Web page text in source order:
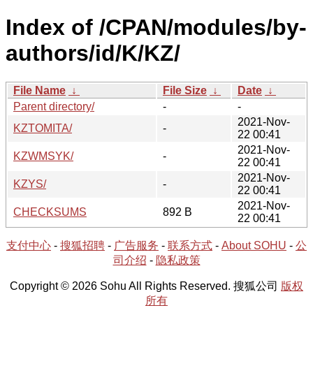
Index of /CPAN/modules/by-
authors/id/K/KZ/
File Name ↓ File Size ↓ Date ↓
Parent directory/
-
-
KZTOMITA/
-
2021-Nov-
22 00:41
KZWMSYK/
-
2021-Nov-
22 00:41
KZYS/
-
2021-Nov-
22 00:41
CHECKSUMS
892 B
2021-Nov-
22 00:41
支付中心 - 搜狐招聘 - 广告服务 - 联系方式 - About SOHU - 公
司介绍 - 隐私政策
Copyright © 2026 Sohu All Rights Reserved. 搜狐公司 版权
所有